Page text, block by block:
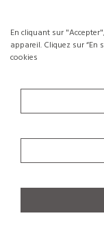
En cliquant sur
appareil. Cliquez sur
cookies
La création d’un compte